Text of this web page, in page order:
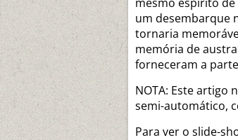
um desembarque
tornaria
memória de
forneceram a
NOTA: Este artigo
semi-automático,
Para ver o slide-